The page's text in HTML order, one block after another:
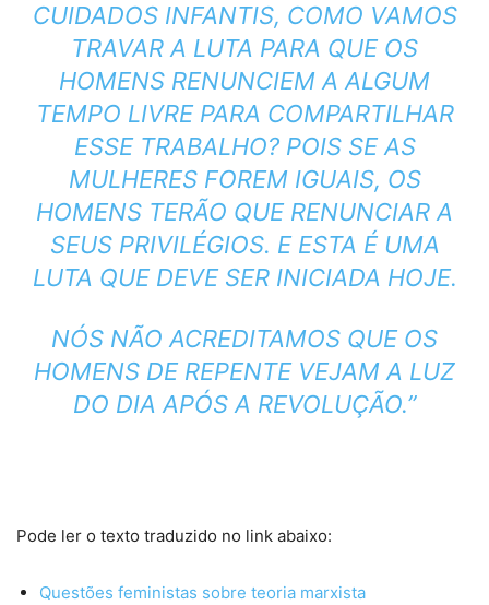
CUIDADOS INFANTIS, COMO VAMOS
TRAVAR A LUTA PARA QUE OS
HOMENS RENUNCIEM A ALGUM
TEMPO LIVRE PARA COMPARTILHAR
ESSE TRABALHO? POIS SE AS
MULHERES FOREM IGUAIS, OS
HOMENS TERÃO QUE RENUNCIAR A
SEUS PRIVILÉGIOS. E ESTA É UMA
LUTA QUE DEVE SER INICIADA HOJE.
NÓS NÃO ACREDITAMOS QUE OS
HOMENS DE REPENTE VEJAM A LUZ
DO DIA APÓS A REVOLUÇÃO.”
Pode ler o texto traduzido no link abaixo:
Questões feministas sobre teoria marxista